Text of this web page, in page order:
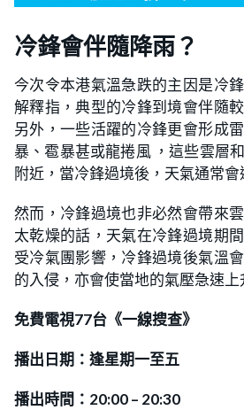
冷鋒會伴隨降雨？
今次令本港氣溫急跌的主因是冷
解釋指，典型的冷鋒到境會伴隨
另外，一些活躍的冷鋒更會形成
暴、雹暴甚或龍捲風 ，這些雲層
附近，當冷鋒過境後，天氣通常會
然而，冷鋒過境也非必然會帶來
太乾燥的話，天氣在冷鋒過境期
受冷氣團影響，冷鋒過境後氣溫
的入侵，亦會使當地的氣壓急速上
免費電視77台《一線搜查》
播出日期：逢星期一至五
播出時間：20:00 – 20:30